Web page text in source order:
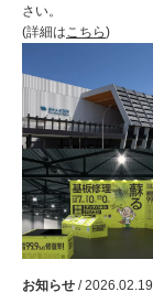
さい。
(詳細はこちら)
お知らせ / 2026.02.19